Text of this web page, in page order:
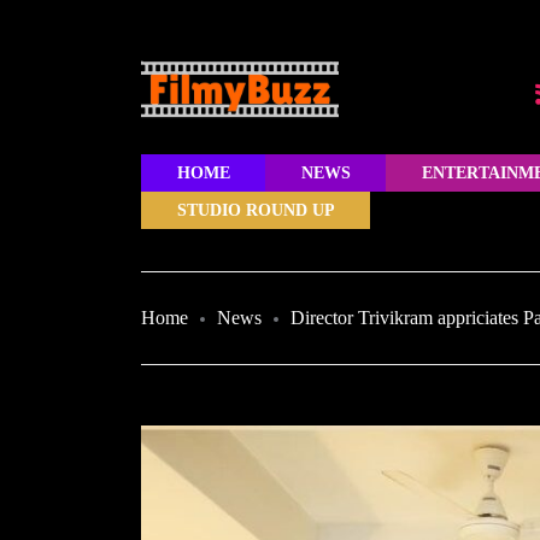
HOME NEWS
STUDIO ROUND UP
Home News Director Trivikram appriciates